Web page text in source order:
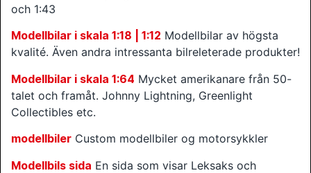
och 1:43
Modellbilar i skala 1:18 | 1:12 Modellbilar av högsta
kvalité. Även andra intressanta bilreleterade produkter!
Modellbilar i skala 1:64 Mycket amerikanare från 50-
talet och framåt. Johnny Lightning, Greenlight
Collectibles etc.
modellbiler Custom modellbiler og motorsykkler
Modellbils sida En sida som visar Leksaks och